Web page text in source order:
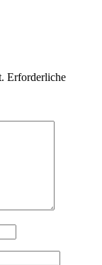
Erforderliche